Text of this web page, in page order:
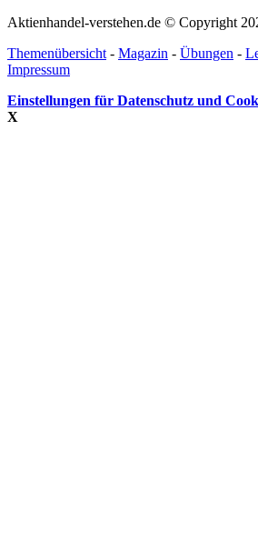
Aktienhandel-verstehen.de © Copyright
Themenübersicht - Magazin - Übungen -
Impressum
Einstellungen für Datenschutz und
X